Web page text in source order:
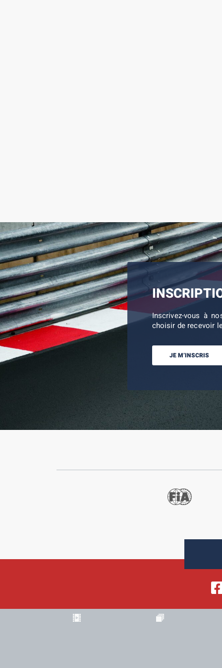
Inscrivez-vous à
choisir de recevoir
JE M’INSCRIS